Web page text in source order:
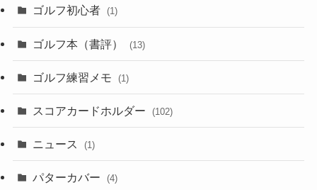
ゴルフ初心者 (1)
ゴルフ本（書評） (13)
ゴルフ練習メモ (1)
スコアカードホルダー (102)
ニュース (1)
パターカバー (4)